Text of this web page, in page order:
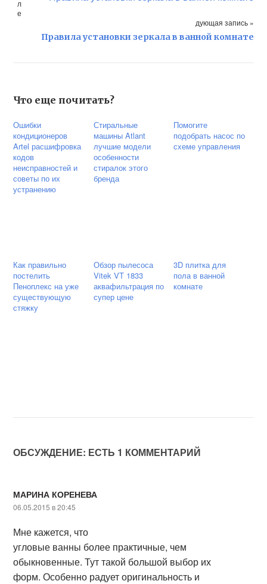
л
е
дующая запись »
Правила установки зеркала в ванной комнате
Что еще почитать?
Ошибки
кондиционеров
Artel расшифровка
кодов
неисправностей и
советы по их
устранению
Стиральные
машины Atlant
лучшие модели
особенности
стиралок этого
бренда
Помогите
подобрать насос по
схеме управления
Как правильно
постелить
Пеноплекс на уже
существующую
стяжку
Обзор пылесоса
Vitek VT 1833
аквафильтрация по
супер цене
3D плитка для
пола в ванной
комнате
ОБСУЖДЕНИЕ: ЕСТЬ 1 КОММЕНТАРИЙ
МАРИНА КОРЕНЕВА
06.05.2015 в 20:45
Мне кажется, что
угловые ванны более практичные, чем
обыкновенные. Тут такой большой выбор их
форм. Особенно радует оригинальность и